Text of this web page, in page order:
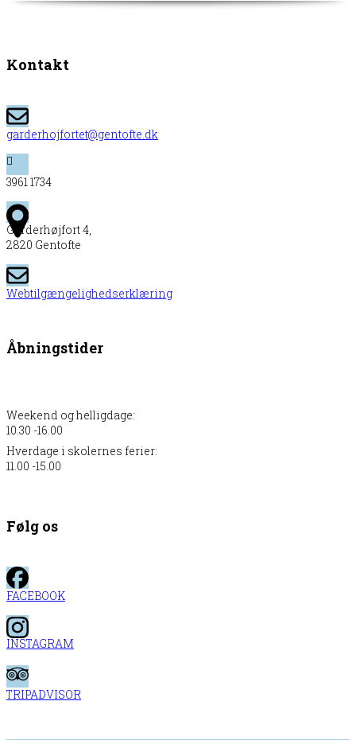
Kontakt
garderhojfortet@gentofte.dk
3961 1734
Garderhøjfort 4,
2820 Gentofte
Webtilgængelighedserklæring
Åbningstider
Weekend og helligdage:
10.30 -16.00
Hverdage i skolernes ferier:
11.00 -15.00
Følg os
FACEBOOK
INSTAGRAM
TRIPADVISOR